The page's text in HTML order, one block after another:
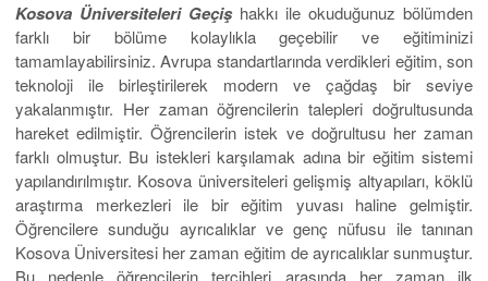
Kosova Üniversiteleri Geçişhakkı ile okuduğunuz bölümden
farklı bir bölüme kolaylıkla geçebilir ve eğitiminizi
tamamlayabilirsiniz. Avrupa standartlarında verdikleri eğitim, son
teknoloji ile birleştirilerek modern ve çağdaş bir seviye
yakalanmıştır. Her zaman öğrencilerin talepleri doğrultusunda
hareket edilmiştir. Öğrencilerin istek ve doğrultusu her zaman
farklı olmuştur. Bu istekleri karşılamak adına bir eğitim sistemi
yapılandırılmıştır. Kosova üniversiteleri gelişmiş altyapıları, köklü
araştırma merkezleri ile bir eğitim yuvası haline gelmiştir.
Öğrencilere sunduğu ayrıcalıklar ve genç nüfusu ile tanınan
Kosova Üniversitesi her zaman eğitim de ayrıcalıklar sunmuştur.
Bu nedenle öğrencilerin tercihleri arasında her zaman ilk